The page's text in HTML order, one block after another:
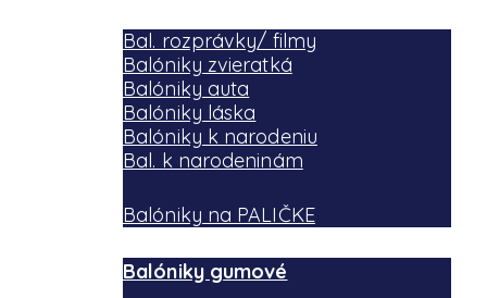
Bal. rozprávky/ filmy
Balóniky zvieratká
Balóniky auta
Balóniky láska
Balóniky k narodeniu
Bal. k narodeninám
Balóniky na PALIČKE
Balóniky gumové